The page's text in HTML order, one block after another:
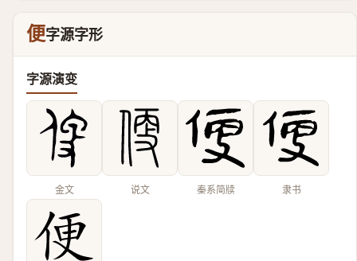
便字源字形
字源演变
金文 说文 秦系简牍 隶书